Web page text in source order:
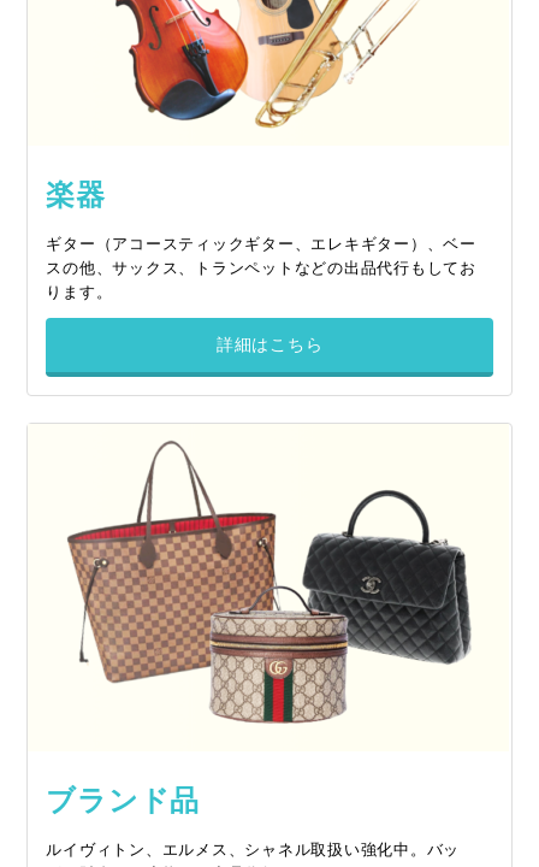
楽器
ギター（アコースティックギター、エレキギター）、ベー
スの他、サックス、トランペットなどの出品代行もしてお
ります。
詳細はこちら
ブランド品
ルイヴィトン、エルメス、シャネル取扱い強化中。バッ